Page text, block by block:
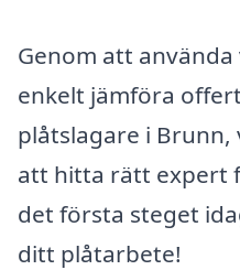
Genom att
enkelt jämföra
plåtslagare i
att hitta rätt expert
det första steget
ditt plåtarbete!